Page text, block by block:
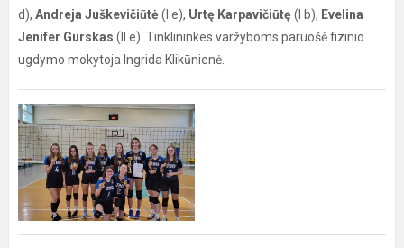
d), Andreja Juškevičiūtė(I e), Urtę Karpavičiūtę(I b), Evelina
Jenifer Gurskas (II e). Tinklininkes varžyboms paruošė fizinio
ugdymo mokytoja Ingrida Klikūnienė.